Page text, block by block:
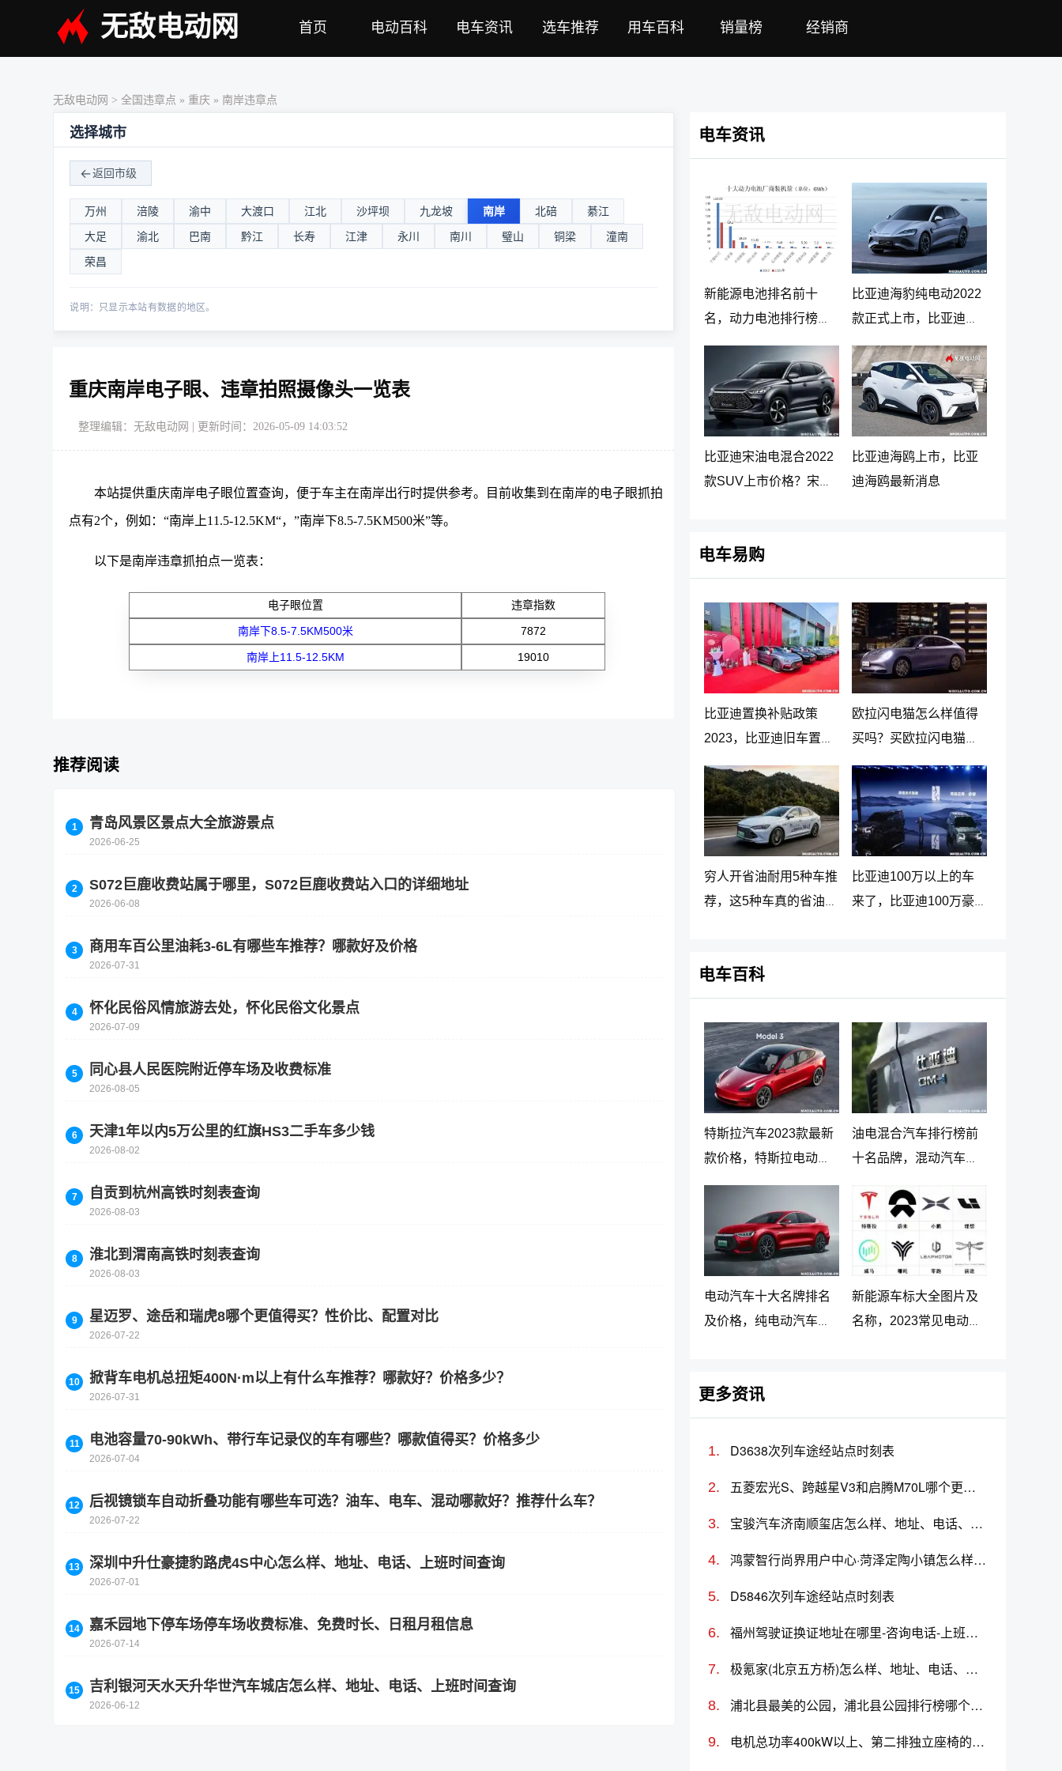
无敌电动网 首页 电动百科 电车资讯 选车推荐 用车百科 销量榜 经销商
无敌电动网 >全国违章点 » 重庆 » 南岸违章点
选择城市
返回市级
万州 涪陵 渝中 大渡口 江北 沙坪坝 九龙坡 南岸 北碚
綦江
大足
渝北 巴南 黔江 长寿 江津 永川 南川 璧山 铜梁
潼南
荣昌
说明：只显示本站有数据的地区。
重庆南岸电子眼、违章拍照摄像头一览表
整理编辑：无敌电动网 | 更新时间：2026-05-09 14:03:52
本站提供重庆南岸电子眼位置查询，便于车主在南岸出行时提供参考。目前收集到在南岸的电子眼抓拍
点有2个，例如：“南岸上11.5-12.5KM“，”南岸下8.5-7.5KM500米”等。
以下是南岸违章抓拍点一览表：
电子眼位置 违章指数
南岸下8.5-7.5KM500米 7872
南岸上11.5-12.5KM 19010
推荐阅读
青岛风景区景点大全旅游景点
2026-06-25
S072巨鹿收费站属于哪里，S072巨鹿收费站入口的详细地址
2026-06-08
商用车百公里油耗3-6L有哪些车推荐？哪款好及价格
2026-07-31
怀化民俗风情旅游去处，怀化民俗文化景点
2026-07-09
同心县人民医院附近停车场及收费标准
2026-08-05
天津1年以内5万公里的红旗HS3二手车多少钱
2026-08-02
自贡到杭州高铁时刻表查询
2026-08-03
淮北到渭南高铁时刻表查询
2026-08-03
星迈罗、途岳和瑞虎8哪个更值得买？性价比、配置对比
2026-07-22
掀背车电机总扭矩400N·m以上有什么车推荐？哪款好？价格多少？
2026-07-31
电池容量70-90kWh、带行车记录仪的车有哪些？哪款值得买？价格多少
2026-07-04
后视镜锁车自动折叠功能有哪些车可选？油车、电车、混动哪款好？推荐什么车？
2026-07-22
深圳中升仕豪捷豹路虎4S中心怎么样、地址、电话、上班时间查询
2026-07-01
嘉禾园地下停车场停车场收费标准、免费时长、日租月租信息
2026-07-14
吉利银河天水天升华世汽车城店怎么样、地址、电话、上班时间查询
2026-06-12
电车资讯
新能源电池排名前十
名，动力电池排行榜前
十名
比亚迪海豹纯电动2022
款正式上市，比亚迪海
豹纯电动报价20.98万起
比亚迪宋油电混合2022
款SUV上市价格？宋
比亚迪海鸥上市，比亚
迪海鸥最新消息
电车易购
比亚迪置换补贴政策
2023，比亚迪旧车置换
新车价格表
欧拉闪电猫怎么样值得
买吗？买欧拉闪电猫十
大忠告
穷人开省油耐用5种车推
荐，这5种车真的省油又
比亚迪100万以上的车
来了，比亚迪100万豪
电车百科
特斯拉汽车2023款最新
款价格，特斯拉电动汽
车价格及落地价
油电混合汽车排行榜前
十名品牌，混动汽车十
电动汽车十大名牌排名
及价格，纯电动汽车排
新能源车标大全图片及
名称，2023常见电动汽
更多资讯
D3638次列车途经站点时刻表
五菱宏光S、跨越星V3和启腾M70L哪个更值得买？性价比、配置对比
宝骏汽车济南顺玺店怎么样、地址、电话、上班时间查询
鸿蒙智行尚界用户中心·菏泽定陶小镇怎么样、地址、电话、上班时间查询
D5846次列车途经站点时刻表
福州驾驶证换证地址在哪里-咨询电话-上班时间查询
极氪家(北京五方桥)怎么样、地址、电话、上班时间查询
浦北县最美的公园，浦北县公园排行榜哪个最好玩
电机总功率400kW以上、第二排独立座椅的车有哪些？选哪款好？价格多少？